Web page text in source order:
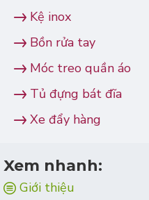
Kệ inox
Bồn rửa tay
Móc treo quần áo
Tủ đựng bát đĩa
Xe đẩy hàng
Xem nhanh:
Giới thiệu